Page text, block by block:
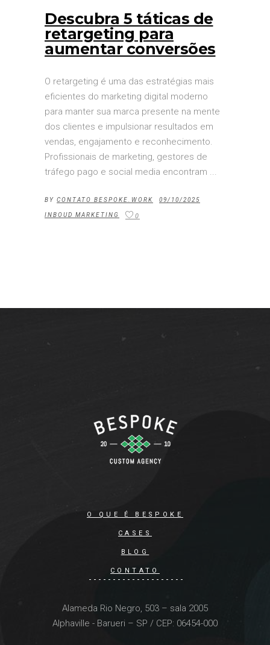
Descubra 5 táticas de
retargeting para
aumentar conversões
O retargeting é uma das estratégias mais
eficientes do marketing digital moderno
para manter sua marca presente na mente
dos clientes e impulsionar resultados em
vendas, engajamento e reconhecimento.
Profissionais de marketing, gestores de
tráfego pago e social media encontram
BY CONTATO BESPOKE.WORK 09/10/2025
INBOUD MARKETING 0
O QUE É BESPOKE
CASES
BLOG
CONTATO
Alameda Rio Negro, 503 – sala 2005
Alphaville - Barueri – SP / CEP: 06454-000